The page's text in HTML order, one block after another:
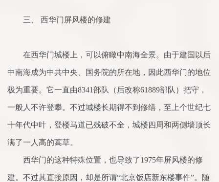
三、 西华门屏风楼的修建
在西华门城楼上，可以俯瞰中南海全景。由于建国以后
中南海成为中共中央、国务院的所在地，因此西华门的地位
极为重要。它一直由8341部队（后改称61889部队）把守，
一般人不许登攀。不过城楼长期得不到修缮，至上个世纪七
十年代中叶，登楼马道已残破不全，城楼四周和两侧墙顶长
满了一人高的蒿草。
西华门的这种特殊位置，也导致了1975年屏风楼的修
建。不过其直接原因，却是所谓“北京饭店新东楼事件”。随